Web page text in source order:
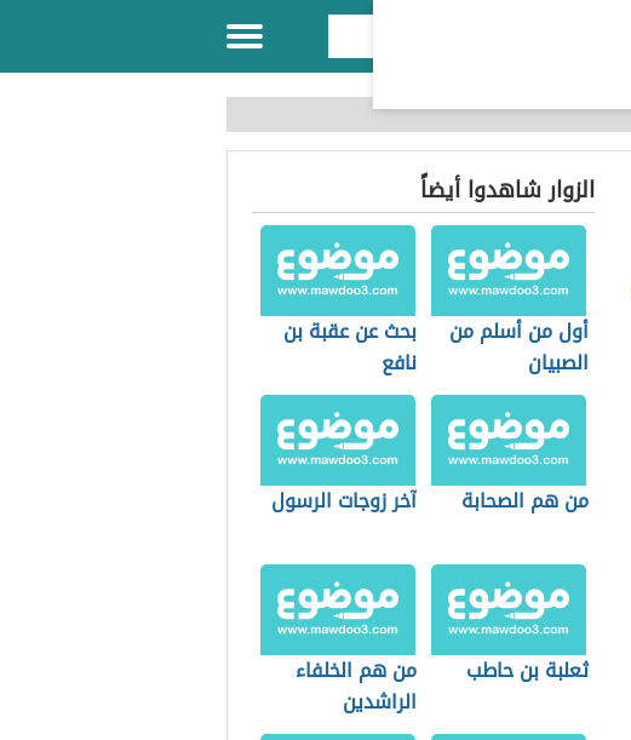
الزوار شاهدوا أيضاً
أول من أسلم من
الصبيان
بحث عن عقبة بن
نافع
من هم الصحابة آخر زوجات الرسول
ثعلبة بن حاطب
من هم الخلفاء
الراشدين